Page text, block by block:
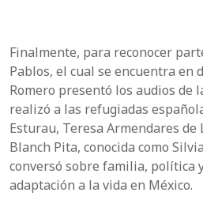
Finalmente, para reconocer
Pablos, el cual se encuentra en
Romero presentó los audios de
realizó a las refugiadas
Esturau, Teresa Armendares de
Blanch Pita, conocida como
conversó sobre familia, política
adaptación a la vida en México.